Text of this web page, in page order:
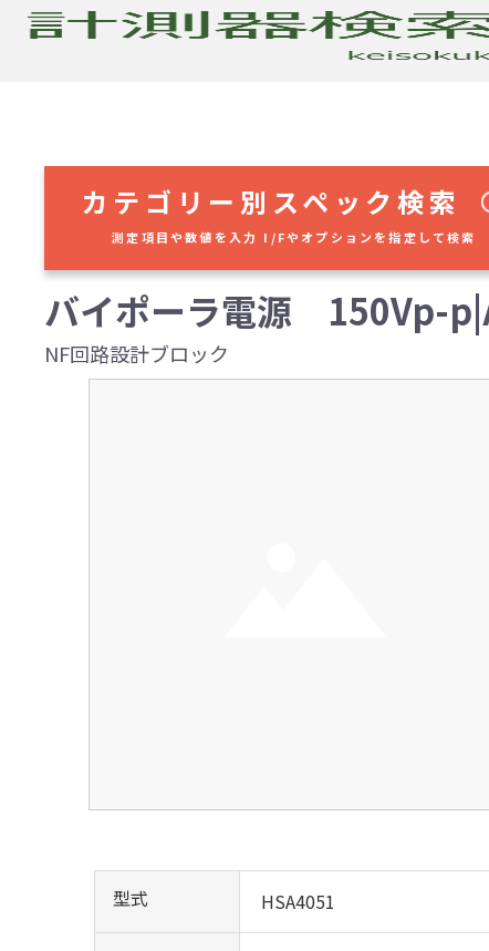
カテゴリー別スペック検索
測定項目や数値を入力 I/Fやオプションを指定して検索
バイポーラ電源 150Vp-
NF回路設計ブロック
型式 HSA4051